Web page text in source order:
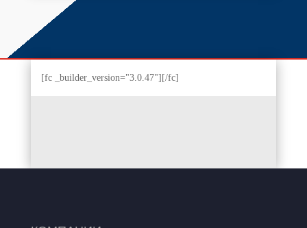
[fc _builder_version="3.0.47"][/fc]